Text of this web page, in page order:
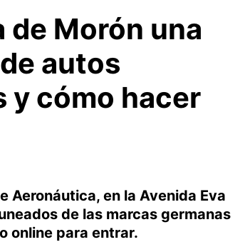
de Morón una
autos
y cómo hacer
Aeronáutica, en la Avenida Eva
de las marcas germanas
online para entrar.